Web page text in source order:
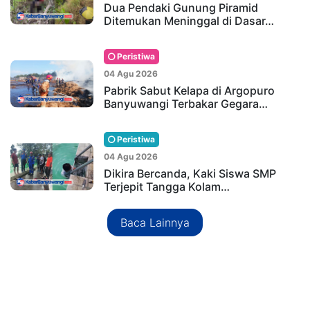
Dua Pendaki Gunung Piramid
Ditemukan Meninggal di Dasar…
Peristiwa
04 Agu 2026
Pabrik Sabut Kelapa di Argopuro
Banyuwangi Terbakar Gegara…
Peristiwa
04 Agu 2026
Dikira Bercanda, Kaki Siswa SMP
Terjepit Tangga Kolam…
Baca Lainnya